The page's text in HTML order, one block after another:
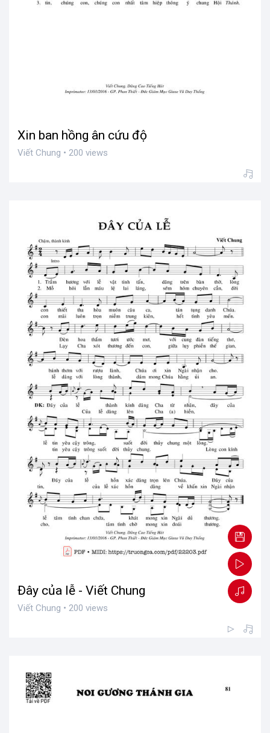
Xin ban hồng ân cứu độ
Viết Chung • 200 views
Đây của lễ - Viết Chung
Viết Chung • 200 views